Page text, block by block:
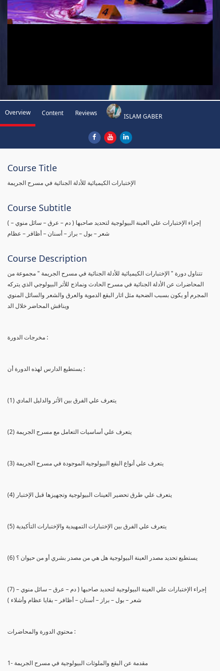
Overview Content Reviews ISLAM GABER
Course Title
الإختبارات الكيميائية للأدلة الجنائية في مسرح الجريمة
Course Subtitle
( إجراء الإختبارات علي العينة البيولوجية لتحديد صاحبها ( دم – عرق – سائل منوي –
شعر – بول – براز – أسنان – أظافر – عظام
Course Description
تتناول دورة " الإختبارات الكيميائية للأدلة الجنائية في مسرح الجريمة " مجموعة من
المحاضرات عن الأدلة الجنائية في مسرح الحادث ونماذج للأثر البيولوجي الذي يتركه
المجرم أو يكون بسبب الضحية مثل اثار البقع الدموية والعرق والشعر والسائل المنوي
ويناقش المحاضر خلال الد
مخرجات الدورة :
يستطيع الدارس لهذه الدورة أن :
(1) يتعرف علي الفرق بين الأثر والدليل المادي
(2) يتعرف علي أساسيات التعامل مع مسرح الجريمة
(3) يتعرف علي أنواع البقع البيولوجية الموجودة في مسرح الجريمة
(4) يتعرف علي طرق تحضير العينات البيولوجية وتجهيزها قبل الإختبار
(5) يتعرف علي الفرق بين الإختبارات التمهيدية والإختبارات التأكيدية
(6) يستطيع تحديد مصدر العينة البيولوجية هل هي من مصدر بشري أو من حيوان ؟
(7) إجراء الإختبارات علي العينة البيولوجية لتحديد صاحبها ( دم – عرق – سائل منوي –
شعر – بول – براز – أسنان – أظافر – بقايا عظام وأشلاء )
محتوي الدورة والمحاضرات :
1- مقدمة عن البقع والملوثات البيولوجية في مسرح الجريمة